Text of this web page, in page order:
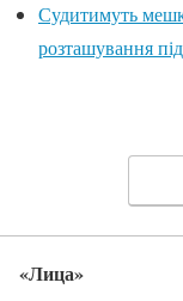
Судитимуть
розташування
«Лица»